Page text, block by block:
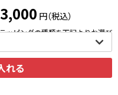
円（税込）
ッピングの種類を下記よりお選び
れる